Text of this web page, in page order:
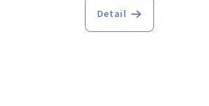
Detail